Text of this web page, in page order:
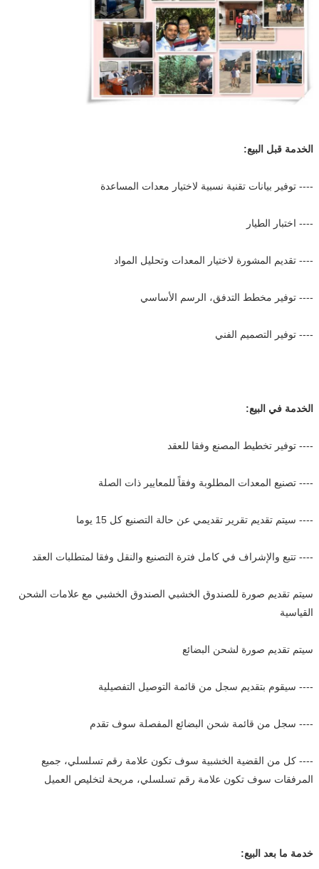
الخدمة قبل البيع:
---- توفير بيانات تقنية نسبية لاختيار معدات المساعدة
---- اختبار الطيار
---- تقديم المشورة لاختيار المعدات وتحليل المواد
---- توفير مخطط التدفق، الرسم الأساسي
---- توفير التصميم الفني
الخدمة في البيع:
---- توفير تخطيط المصنع وفقا للعقد
---- تصنيع المعدات المطلوبة وفقاً للمعايير ذات الصلة
---- سيتم تقديم تقرير تقديمي عن حالة التصنيع كل 15 يوما
---- تتبع والإشراف في كامل فترة التصنيع والنقل وفقا لمتطلبات العقد
سيتم تقديم صورة للصندوق الخشبي الصندوق الخشبي مع علامات الشحن
القياسية
سيتم تقديم صورة لشحن البضائع
---- سيقوم بتقديم سجل من قائمة التوصيل التفصيلية
---- سجل من قائمة شحن البضائع المفصلة سوف تقدم
---- كل من القضية الخشبية سوف تكون علامة رقم تسلسلي، جميع
المرفقات سوف تكون علامة رقم تسلسلي، مريحة لتخليص العميل
خدمة ما بعد البيع: